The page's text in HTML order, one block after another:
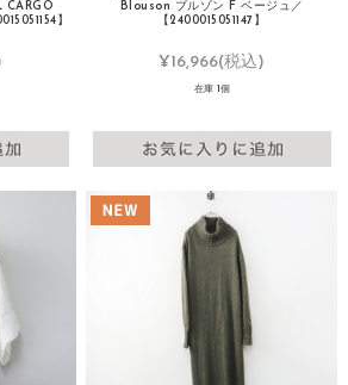
CARGO
】
Blouson ブルゾン F ベージュ／
【2400015051147】
¥16,966(税込)
在庫 1個